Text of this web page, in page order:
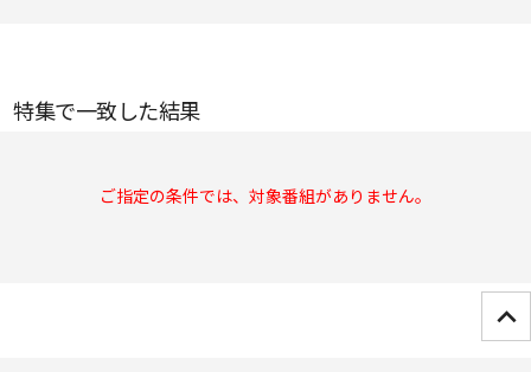
特集で一致した結果
ご指定の条件では、対象番組がありません。